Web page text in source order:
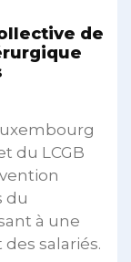
de
du LCGB
du
à une
salariés.